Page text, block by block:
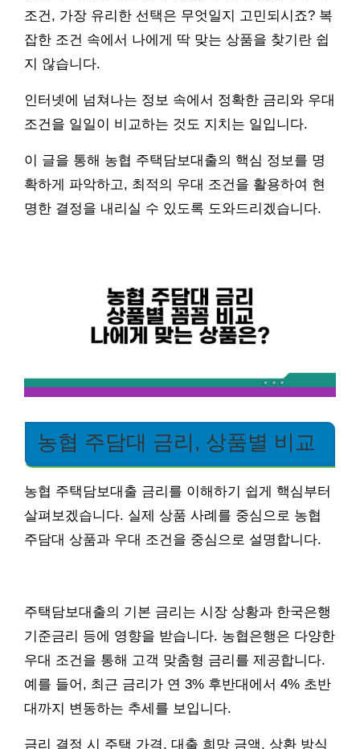
조건, 가장 유리한 선택은 무엇일지 고민되시죠? 복
잡한 조건 속에서 나에게 딱 맞는 상품을 찾기란 쉽
지 않습니다.
인터넷에 넘쳐나는 정보 속에서 정확한 금리와 우대
조건을 일일이 비교하는 것도 지치는 일입니다.
이 글을 통해 농협 주택담보대출의 핵심 정보를 명
확하게 파악하고, 최적의 우대 조건을 활용하여 현
명한 결정을 내리실 수 있도록 도와드리겠습니다.
농협 주담대 금리, 상품별 비교
농협 주택담보대출 금리를 이해하기 쉽게 핵심부터
살펴보겠습니다. 실제 상품 사례를 중심으로 농협
주담대 상품과 우대 조건을 중심으로 설명합니다.
주택담보대출의 기본 금리는 시장 상황과 한국은행
기준금리 등에 영향을 받습니다. 농협은행은 다양한
우대 조건을 통해 고객 맞춤형 금리를 제공합니다.
예를 들어, 최근 금리가 연 3% 후반대에서 4% 초반
대까지 변동하는 추세를 보입니다.
금리 결정 시 주택 가격, 대출 희망 금액, 상환 방식